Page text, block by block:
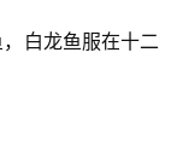
白龙鱼服在十二